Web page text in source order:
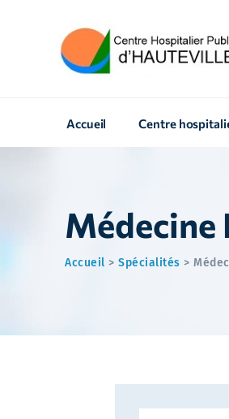
Accueil Centre
Médecine
Accueil > Spécialités >